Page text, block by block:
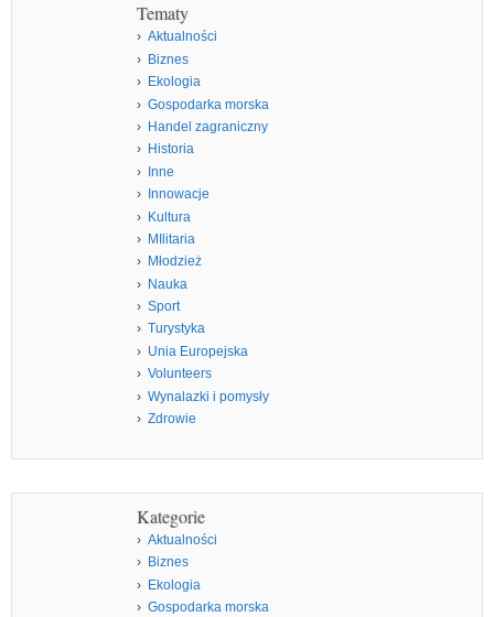
Tematy
Aktualności
Biznes
Ekologia
Gospodarka morska
Handel zagraniczny
Historia
Inne
Innowacje
Kultura
MIlitaria
Młodzież
Nauka
Sport
Turystyka
Unia Europejska
Volunteers
Wynalazki i pomysły
Zdrowie
Kategorie
Aktualności
Biznes
Ekologia
Gospodarka morska